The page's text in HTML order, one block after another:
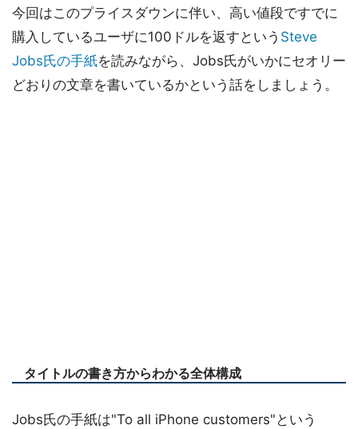
今回はこのプライスダウンに伴い、高い値段ですでに
購入しているユーザに100ドルを返すという Steve
Jobs氏の手紙を読みながら、Jobs氏がいかにセオリー
どおりの文章を書いているかという話をしましょう。
タイトルの書き方からわかる全体構成
Jobs氏の手紙は"To all iPhone customers"という